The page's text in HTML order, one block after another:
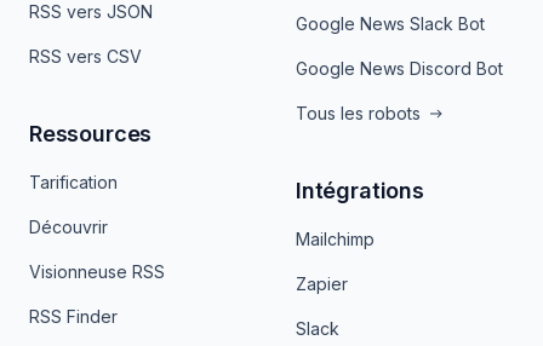
RSS vers JSON
RSS vers CSV
Ressources
Tarification
Découvrir
Visionneuse RSS
RSS Finder
Google News Slack Bot
Google News Discord Bot
Tous les robots
Intégrations
Mailchimp
Zapier
Slack